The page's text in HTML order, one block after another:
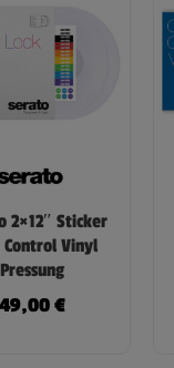
2×12″ Sticker
Control Vinyl
Pressung
49,00€